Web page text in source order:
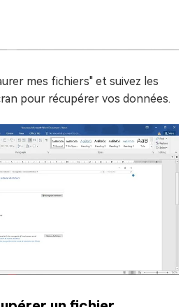
mes fichiers" et suivez les
pour récupérer vos données.